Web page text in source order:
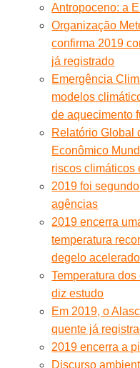
Antropoceno: a
Organização
confirma 2019
já registrado
Emergência
modelos
de aquecimento
Relatório Global
Econômico
riscos climáticos
2019 foi
agências
2019 encerra
temperatura
degelo acelerado
Temperatura
diz estudo
Em 2019, o
quente já
2019 encerra a
Discurso